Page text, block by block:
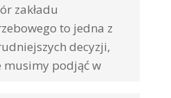
zakładu
to jedna z
decyzji,
musimy podjąć w